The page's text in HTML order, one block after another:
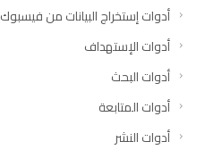
أدوات إستخراج البيانات من فيسبوك
أدوات الإستهداف
أدوات البحث
أدوات المتابعة
أدوات النشر